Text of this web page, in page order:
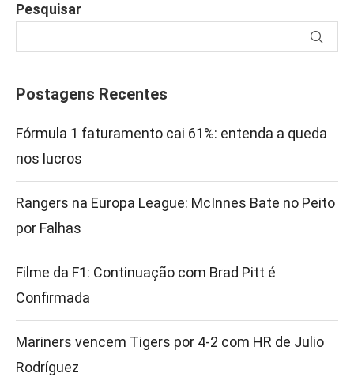
Pesquisar
Postagens Recentes
Fórmula 1 faturamento cai 61%: entenda a queda
nos lucros
Rangers na Europa League: McInnes Bate no Peito
por Falhas
Filme da F1: Continuação com Brad Pitt é
Confirmada
Mariners vencem Tigers por 4-2 com HR de Julio
Rodríguez